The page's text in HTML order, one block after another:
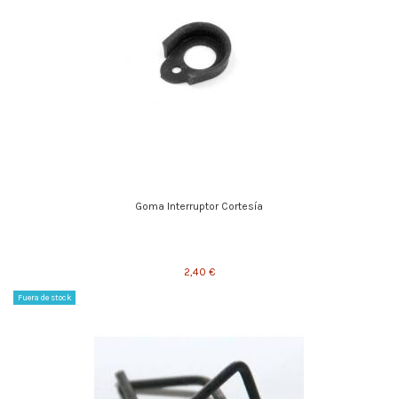
Goma Interruptor Cortesía
2,40 €
Fuera de stock